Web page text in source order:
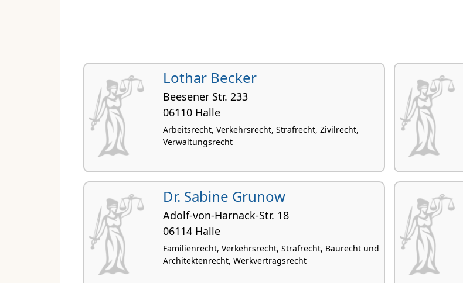
Lothar Becker
Beesener Str. 233
06110 Halle
Arbeitsrecht, Verkehrsrecht, Strafrecht, Zivilrecht,
Verwaltungsrecht
Dr. Sabine Grunow
Adolf-von-Harnack-Str. 18
06114 Halle
Familienrecht, Verkehrsrecht, Strafrecht, Baurecht und
Architektenrecht, Werkvertragsrecht